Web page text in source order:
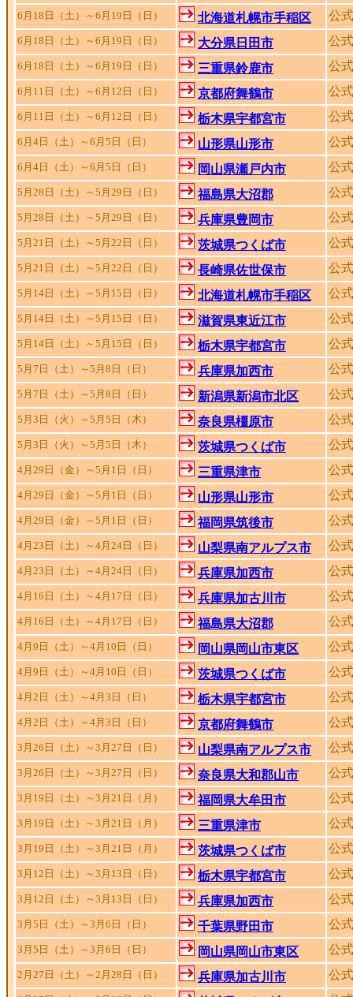
6月18日（土）～6月19日（日） 北海道札幌市手稲区 公
6月18日（土）～6月19日（日） 大分県日田市 公
6月18日（土）～6月19日（日） 三重県鈴鹿市 公
6月11日（土）～6月12日（日） 京都府舞鶴市 公
6月11日（土）～6月12日（日） 栃木県宇都宮市 公
6月4日（土）～6月5日（日） 山形県山形市 公
6月4日（土）～6月5日（日） 岡山県瀬戸内市 公
5月28日（土）～5月29日（日） 福島県大沼郡 公
5月28日（土）～5月29日（日） 兵庫県豊岡市 公
5月21日（土）～5月22日（日） 茨城県つくば市 公
5月21日（土）～5月22日（日） 長崎県佐世保市 公
5月14日（土）～5月15日（日） 北海道札幌市手稲区 公
5月14日（土）～5月15日（日） 滋賀県東近江市 公
5月14日（土）～5月15日（日） 栃木県宇都宮市 公
5月7日（土）～5月8日（日） 兵庫県加西市 公
5月7日（土）～5月8日（日） 新潟県新潟市北区 公
5月3日（火）～5月5日（木） 奈良県橿原市 公
5月3日（火）～5月5日（木） 茨城県つくば市 公
4月29日（金）～5月1日（日） 三重県津市 公
4月29日（金）～5月1日（日） 山形県山形市 公
4月29日（金）～5月1日（日） 福岡県筑後市 公
4月23日（土）～4月24日（日） 山梨県南アルプス市 公
4月23日（土）～4月24日（日） 兵庫県加西市 公
4月16日（土）～4月17日（日） 兵庫県加古川市 公
4月16日（土）～4月17日（日） 福島県大沼郡 公
4月9日（土）～4月10日（日） 岡山県岡山市東区 公
4月9日（土）～4月10日（日） 茨城県つくば市 公
4月2日（土）～4月3日（日） 栃木県宇都宮市 公
4月2日（土）～4月3日（日） 京都府舞鶴市 公
3月26日（土）～3月27日（日） 山梨県南アルプス市 公
3月26日（土）～3月27日（日） 奈良県大和郡山市 公
3月19日（土）～3月21日（月） 福岡県大牟田市 公
3月19日（土）～3月21日（月） 三重県津市 公
3月19日（土）～3月21日（月） 茨城県つくば市 公
3月12日（土）～3月13日（日） 栃木県宇都宮市 公
3月12日（土）～3月13日（日） 兵庫県加西市 公
3月5日（土）～3月6日（日） 千葉県野田市 公
3月5日（土）～3月6日（日） 岡山県岡山市東区 公
2月27日（土）～2月28日（日） 兵庫県加古川市 公